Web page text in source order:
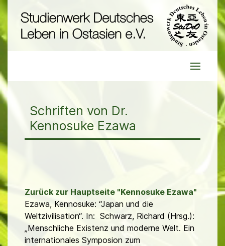
Schriften von Dr.
Kennosuke Ezawa
Zurück zur Hauptseite "Kennosuke Ezawa"
Ezawa, Kennosuke: “Japan und die
Weltzivilisation“. In: Schwarz, Richard (Hrsg.):
„Menschliche Existenz und moderne Welt. Ein
internationales Symposion zum